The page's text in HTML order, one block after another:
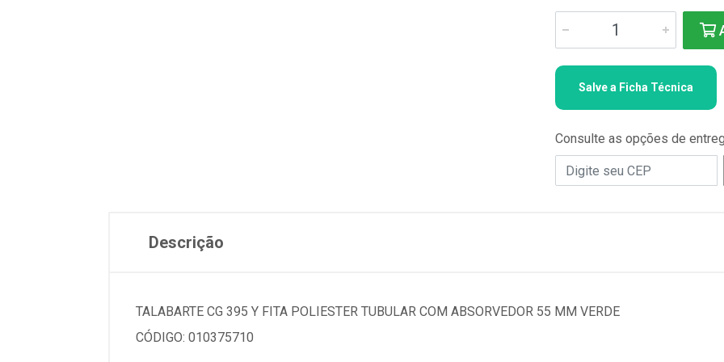
Salve a Ficha Técnica
Consulte as opções de
Descrição
TALABARTE CG 395 Y FITA POLIESTER TUBULAR COM ABSORVEDOR 55 MM VERDE
CÓDIGO: 010375710